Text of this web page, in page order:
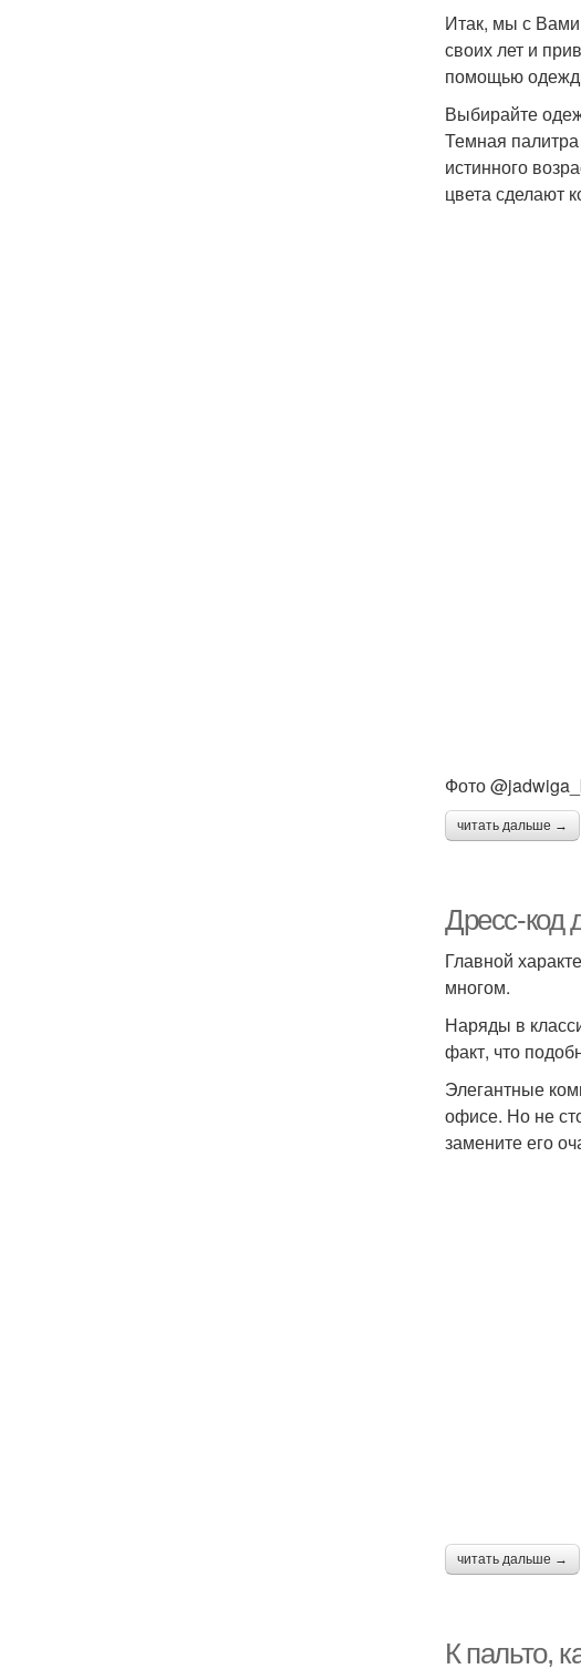
Итак, мы с Вами
своих лет и
помощью
Выбирайте
Темная
истинного
цвета сделают
Фото
читать дальше →
Дресс-код
Главной
многом.
Наряды в
факт, что
Элегантные
офисе. Но не
замените его
читать дальше →
К пальто,